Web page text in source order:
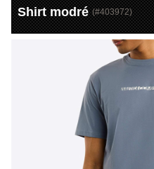
Shirt modré (#403972)